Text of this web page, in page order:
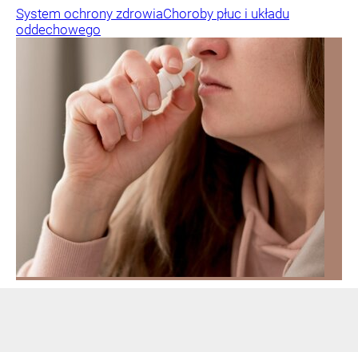
System ochrony zdrowiaChoroby płuc i układu
oddechowego